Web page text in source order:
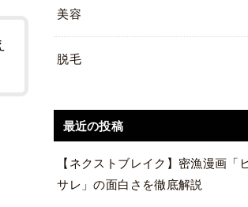
美容
脱毛
最近の投稿
【ネクストブレイク】密漁漫画「
サレ」の面白さを徹底解説